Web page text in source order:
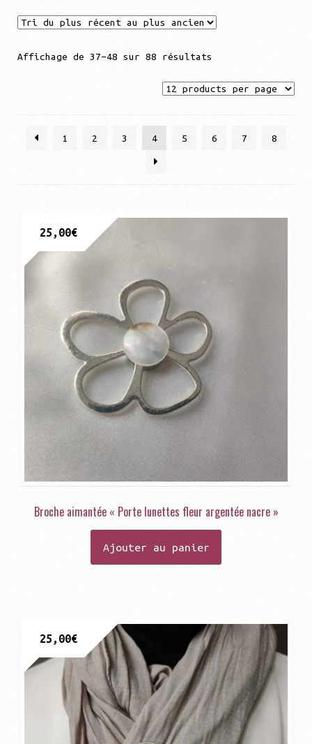
Contact
Mentions légales
menu
Affichage de 37–48 sur 88 résultats
plus
plus
1 2 3 4 5 6 7 8
Broche aimantée « Porte lunettes fleur argentée nacre »
25,00€
Ajouter au panier
25,00€